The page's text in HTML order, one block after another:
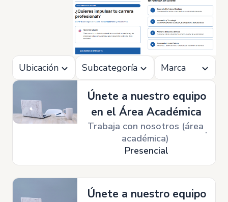
Ubicación Subcategoría Marca
Únete a nuestro equipo
en el Área Académica
Trabaja con nosotros (área
académica)
Presencial
Únete a nuestro equipo